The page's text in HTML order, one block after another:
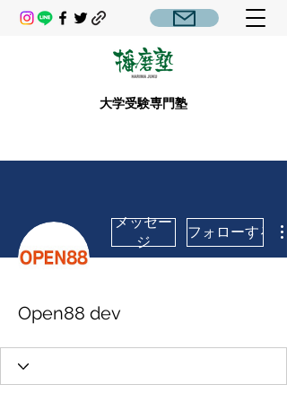
大学受験専門塾
メッセー
ジ
フォローする
Open88 dev